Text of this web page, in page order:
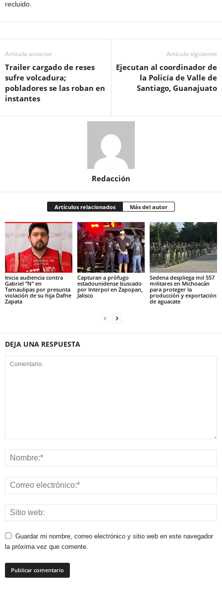
recluido.
Artículo anterior
Trailer cargado de reses
sufre volcadura;
pobladores se las roban en
instantes
Artículo siguiente
Ejecutan al coordinador de
la Policía de Valle de
Santiago, Guanajuato
Redacción
Artículos relacionados Más del autor
Inicia audiencia contra
Gabriel “N” en
Tamaulipas por presunta
violación de su hija Dafne
Zapata
Capturan a prófugo
estadounidense buscado
por Interpol en Zapopan,
Jalisco
Sedena despliega mil 557
militares en Michoacán
para proteger la
producción y exportación
de aguacate
DEJA UNA RESPUESTA
Guardar mi nombre, correo electrónico y sitio web en este navegador
la próxima vez que comente.